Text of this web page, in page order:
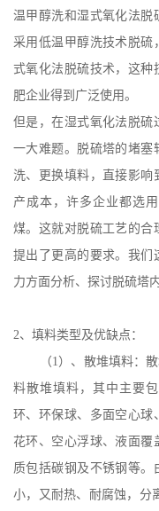
温甲醇洗和湿式氧化法脱
采用低温甲醇洗技术脱硫
式氧化法脱硫技术，这种
肥企业得到广泛使用。
但是，在湿式氧化法脱硫
一大难题。脱硫塔的堵塞
洗、更换填料，直接影响
产成本，许多企业都选
煤。这就对脱硫工艺的合
提出了更高的要求。我们
力方面分析、探讨脱硫塔
2、填料类型及优缺点：
（1）、散堆填料：
料散堆填料，其中主要
环、环保球、多面空心球
花环、空心浮球、液面覆
质包括碳钢及不锈钢等。
小，又耐热、耐腐蚀，分